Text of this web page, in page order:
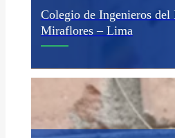
Excavación; rellenado con
Colegio de Ingenieros del
Miraflores – Lima